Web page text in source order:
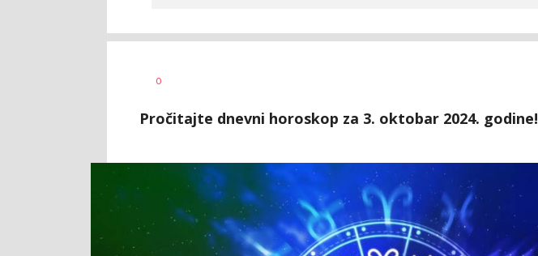
AUTOR
0
Pročitajte dnevni horoskop za 3. oktobar 2024. godine!